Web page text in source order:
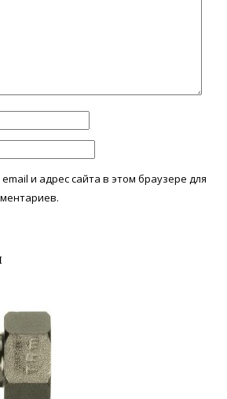
и адрес сайта в этом браузере для